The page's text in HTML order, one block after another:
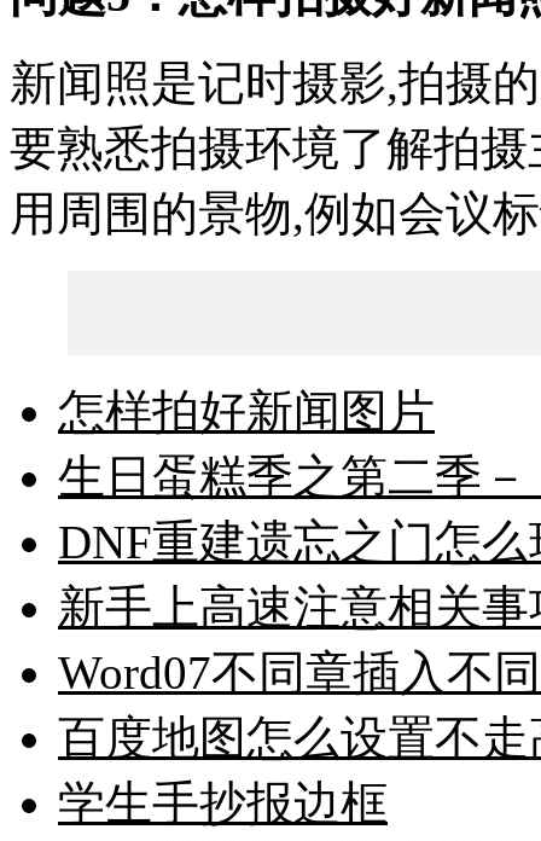
新闻照是记时摄影,拍摄
要熟悉拍摄环境了解拍
用周围的景物,例如会议
怎样拍好新闻图片
生日蛋糕季之第二季
DNF重建遗忘之门怎
新手上高速注意相关事
Word07不同章插入不
百度地图怎么设置不走
学生手抄报边框